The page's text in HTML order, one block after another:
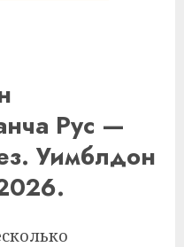
Рус —
Уимблдон